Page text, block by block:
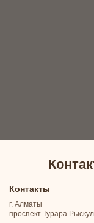
Контакты
г. Алматы
проспект Турара